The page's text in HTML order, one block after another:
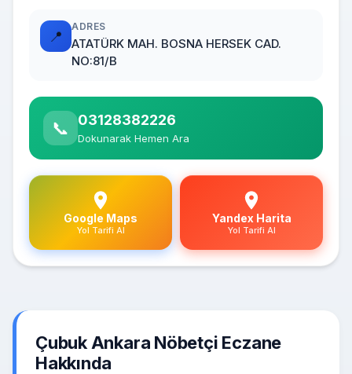
📍
ADRES
ATATÜRK MAH. BOSNA HERSEK CAD.
NO:81/B
📞 03128382226
Dokunarak Hemen Ara
Google Maps
Yol Tarifi Al
Yandex Harita
Yol Tarifi Al
Çubuk Ankara Nöbetçi Eczane
Hakkında